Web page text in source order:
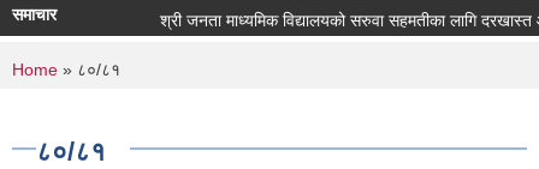
समाचार श्री जनता माध्यमिक विद्यालयको सरुवा सहमतीका लागि दरखास्त
You are here
Home » ८०/८१
८०/८१